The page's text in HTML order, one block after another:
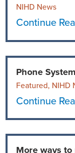
NIHD News
Continue
Phone
Featured, NIHD
Continue
More ways